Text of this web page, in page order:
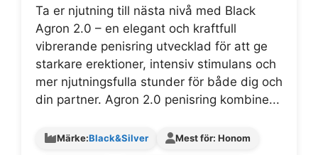
Ta er njutning till nästa nivå med Black
Agron 2.0 – en elegant och kraftfull
vibrerande penisring utvecklad för att ge
starkare erektioner, intensiv stimulans och
mer njutningsfulla stunder för både dig och
din partner. Agron 2.0 penisring kombine...
Märke:Black&Silver Mest för: Honom